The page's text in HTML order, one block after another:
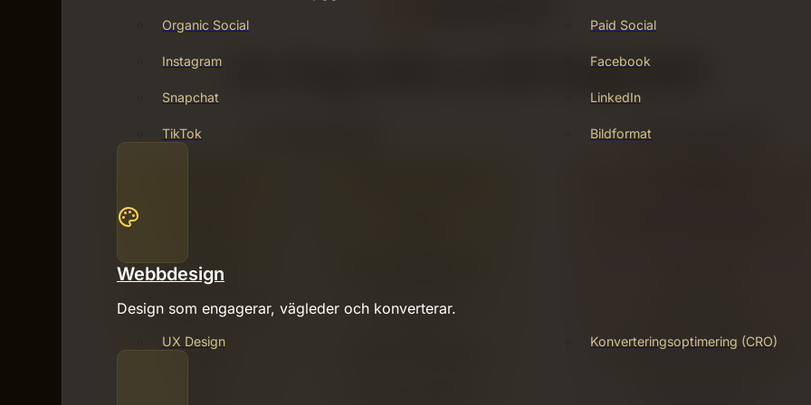
Organic Social Paid Social
Instagram Facebook
Snapchat LinkedIn
TikTok Bildformat
Webbdesign
Design som engagerar, vägleder och konverterar.
UX Design Konverteringsoptimering (CRO)